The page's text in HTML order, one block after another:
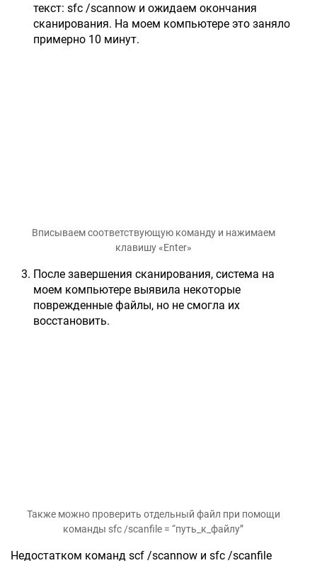
текст: sfc /scannow и ожидаем окончания
сканирования. На моем компьютере это заняло
примерно 10 минут.
Вписываем соответствующую команду и нажимаем
клавишу «Enter»
После завершения сканирования, система на
моем компьютере выявила некоторые
поврежденные файлы, но не смогла их
восстановить.
Также можно проверить отдельный файл при помощи
команды sfc /scanfile = “путь_к_файлу”
Недостатком команд scf /scannow и sfc /scanfile